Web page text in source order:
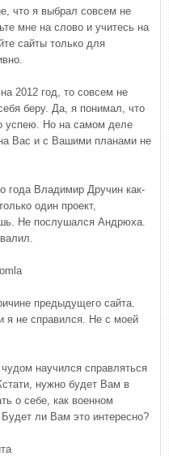
что я выбрал совсем не
мне на слово и учитесь на
сайты только для
2012 год, то совсем не
беру. Да, я понимал, что
успею. Но на самом деле
Вас и с Вашими планами не
года Владимир Дручин как-
один проект,
Не послушался Андрюха.
предыдущего сайта.
я не справился. Не с моей
научился справляться
нужно будет Вам в
о себе, как военном
ли Вам это интересно?